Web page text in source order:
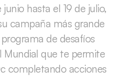
junio hasta el 19 de julio,
campaña más grande
de desafíos
Mundial que te permite
completando acciones